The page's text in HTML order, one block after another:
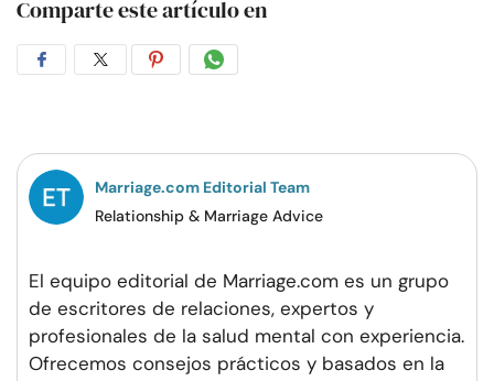
Comparte este artículo en
CompartirCompartirCompartirCompartir
Marriage.com Editorial Team
Relationship & Marriage Advice
El equipo editorial de Marriage.com es un grupo
de escritores de relaciones, expertos y
profesionales de la salud mental con experiencia.
Ofrecemos consejos prácticos y basados en la